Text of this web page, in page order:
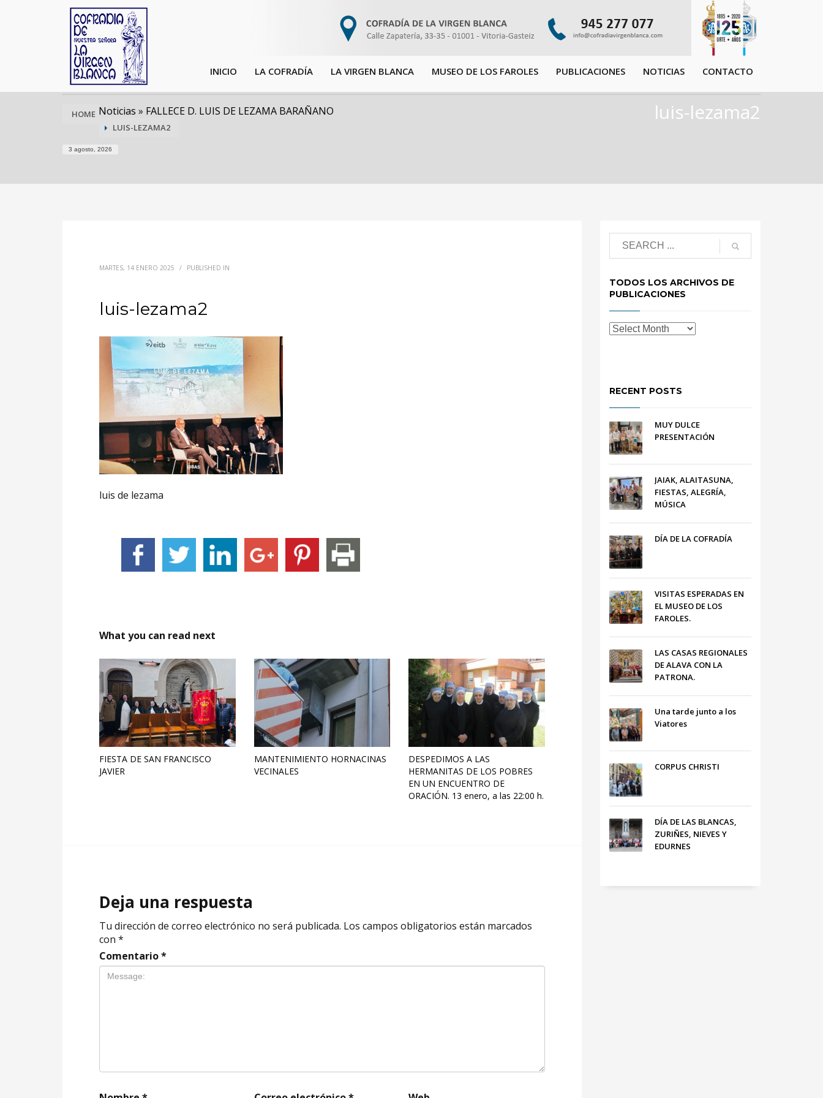
INICIO LA COFRADÍA LA VIRGEN BLANCA MUSEO DE LOS FAROLES PUBLICACIONES NOTICIAS CONTACTO
HOME Noticias » FALLECE D. LUIS DE LEZAMA BARAÑANO
LUIS-LEZAMA2
3 agosto, 2026
luis-lezama2
MARTES, 14 ENERO 2025 / PUBLISHED IN
luis-lezama2
luis de lezama
What you can read next
FIESTA DE SAN FRANCISCO
JAVIER
MANTENIMIENTO HORNACINAS
VECINALES
DESPEDIMOS A LAS
HERMANITAS DE LOS POBRES
EN UN ENCUENTRO DE
ORACIÓN. 13 enero, a las 22:00 h.
Deja una respuesta
Tu dirección de correo electrónico no será publicada. Los campos obligatorios están marcados
con *
Comentario*
TODOS LOS ARCHIVOS DE
PUBLICACIONES
RECENT POSTS
MUY DULCE
PRESENTACIÓN
JAIAK, ALAITASUNA,
FIESTAS, ALEGRÍA,
MÚSICA
DÍA DE LA COFRADÍA
VISITAS ESPERADAS EN
EL MUSEO DE LOS
FAROLES.
LAS CASAS REGIONALES
DE ALAVA CON LA
PATRONA.
Una tarde junto a los
Viatores
CORPUS CHRISTI
DÍA DE LAS BLANCAS,
ZURIÑES, NIEVES Y
EDURNES